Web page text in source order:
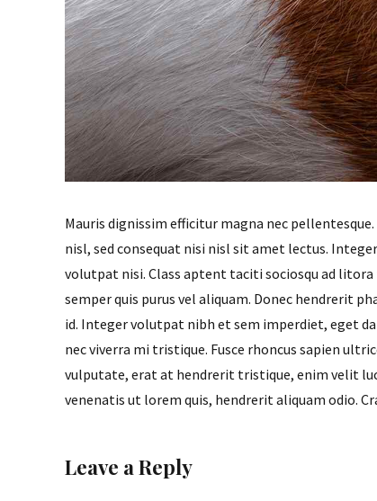
Mauris dignissim efficitur magna nec
nisl, sed consequat nisi nisl sit amet lectus.
volutpat nisi. Class aptent taciti sociosqu ad
semper quis purus vel aliquam. Donec hendrerit
id. Integer volutpat nibh et sem imperdiet, eget
nec viverra mi tristique. Fusce rhoncus sapien
vulputate, erat at hendrerit tristique, enim velit
venenatis ut lorem quis, hendrerit aliquam odio.
Leave a Reply